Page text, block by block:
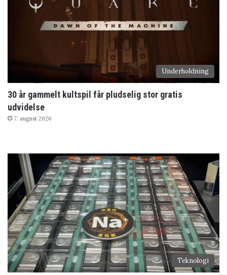
Underholdning
30 år gammelt kultspil får pludselig stor gratis
udvidelse
7. august 2026
Teknologi